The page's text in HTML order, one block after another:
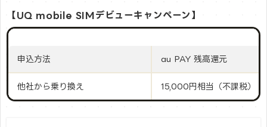
【UQ mobile SIMデビューキャンペーン】
申込方法 au PAY 残高還元
他社から乗り換え 15,000円相当（不課税）